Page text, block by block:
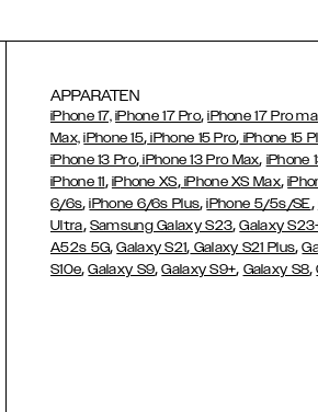
APPARATEN
iPhone 17, iPhone 17 Pro,iPhone 17 Pro
Max, iPhone 15, iPhone 15 Pro, iPhone 15
iPhone 13 Pro, iPhone 13 Pro Max, iPhone
iPhone 11, iPhone XS,iPhone XS Max,
6/6s,iPhone 6/6s Plus,iPhone 5/5s/SE,
Ultra, Samsung Galaxy S23,Galaxy
A52s 5G,Galaxy S21, Galaxy S21 Plus,
S10e,Galaxy S9,Galaxy S9+, Galaxy S8,